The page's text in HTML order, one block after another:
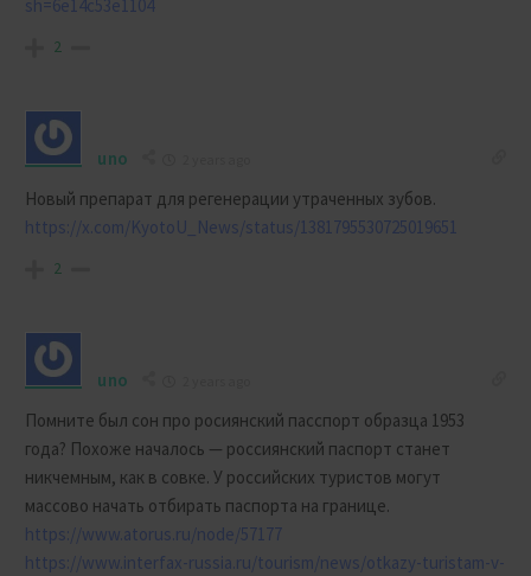
sh=6e14c53e1104
2
uno
Новый препарат для регенерации утраченных зубов.
https://x.com/KyotoU_News/status/1381795530725019651
2
uno
Помните был сон про росиянский пасспорт образца 1953
года? Похоже началось — россиянский паспорт станет
никчемным, как в совке. У российских туристов могут
массово начать отбирать паспорта на границе.
https://www.atorus.ru/node/57177
https://www.interfax-russia.ru/tourism/news/otkazy-turistam-v-